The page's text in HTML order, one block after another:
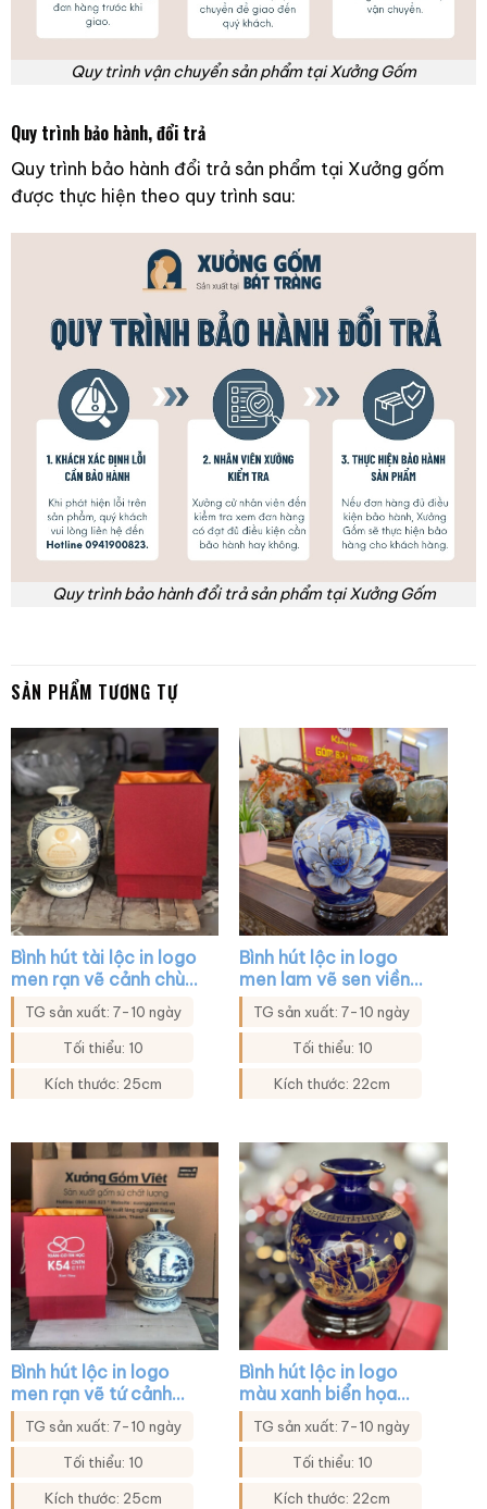
Quy trình vận chuyển sản phẩm tại Xưởng Gốm
Quy trình bảo hành, đổi trả
Quy trình bảo hành đổi trả sản phẩm tại Xưởng gốm
được thực hiện theo quy trình sau:
Quy trình bảo hành đổi trả sản phẩm tại Xưởng Gốm
SẢN PHẨM TƯƠNG TỰ
Bình hút tài lộc in logo
men rạn vẽ cảnh chùa
chiền XG-BHL38
TG sản xuất: 7-10 ngày
Tối thiểu: 10
Kích thước: 25cm
Bình hút lộc in logo
men lam vẽ sen viền
vàng XG-BHL20
TG sản xuất: 7-10 ngày
Tối thiểu: 10
Kích thước: 22cm
Bình hút lộc in logo
men rạn vẽ tứ cảnh
XG-BHL31
TG sản xuất: 7-10 ngày
Tối thiểu: 10
Kích thước: 25cm
Bình hút lộc in logo
màu xanh biển họa
tiết thuận buồm xuôi
gió XG-BHL24
TG sản xuất: 7-10 ngày
Tối thiểu: 10
Kích thước: 22cm